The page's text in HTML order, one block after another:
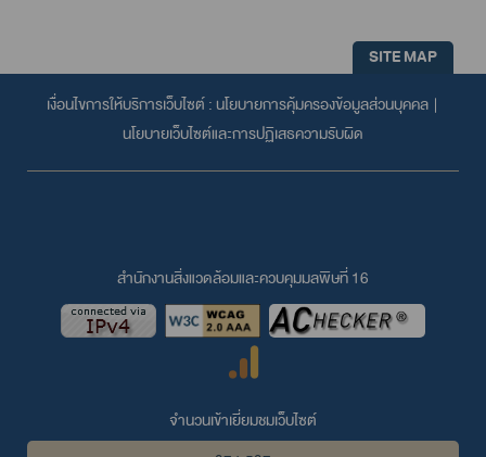
SITE MAP
เงื่อนไขการให้บริการเว็บไซต์ : นโยบายการคุ้มครองข้อมูลส่วนบุคคล |
นโยบายเว็บไซต์และการปฏิเสธความรับผิด
สำนักงานสิ่งแวดล้อมและควบคุมมลพิษที่ 16
จำนวนเข้าเยี่ยมชมเว็บไซต์